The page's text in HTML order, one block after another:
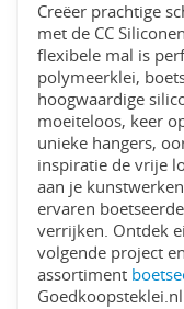
Creëer prachtige
met de CC
flexibele mal is
polymeerklei,
hoogwaardige
moeiteloos, keer
unieke hangers,
inspiratie de vrije
aan je
ervaren
verrijken. Ontdek
volgende project
assortiment